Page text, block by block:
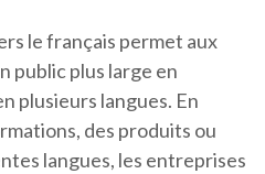
le français permet aux
public plus large en
plusieurs langues. En
des produits ou
langues, les entreprises